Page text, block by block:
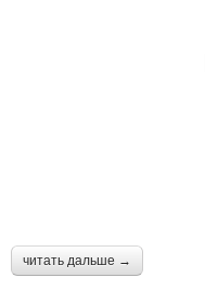
читать дальше →